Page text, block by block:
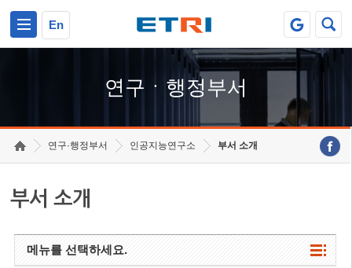
En
연구ㆍ행정부서
연구·행정부서 인공지능연구소 부서 소개
부서 소개
메뉴를 선택하세요.